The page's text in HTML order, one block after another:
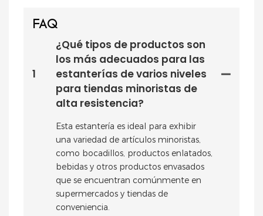
FAQ
1
¿Qué tipos de productos son
los más adecuados para las
estanterías de varios niveles
para tiendas minoristas de
alta resistencia?
Esta estantería es ideal para exhibir
una variedad de artículos minoristas,
como bocadillos, productos enlatados,
bebidas y otros productos envasados ​​
que se encuentran comúnmente en
supermercados y tiendas de
conveniencia.